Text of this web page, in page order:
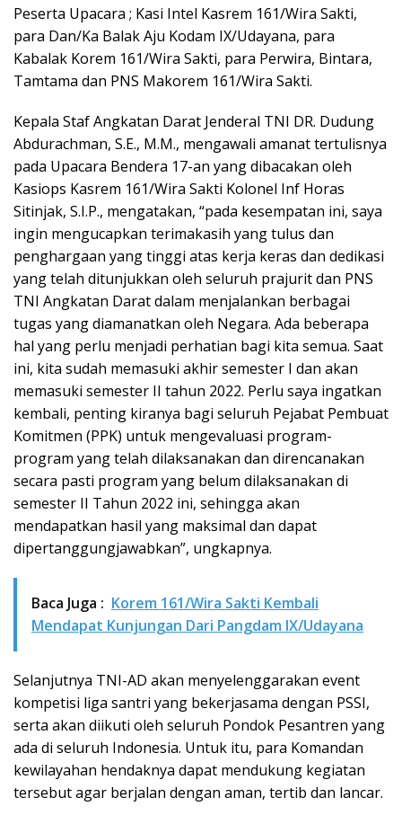
Peserta Upacara ; Kasi Intel Kasrem 161/Wira Sakti,
para Dan/Ka Balak Aju Kodam IX/Udayana, para
Kabalak Korem 161/Wira Sakti, para Perwira, Bintara,
Tamtama dan PNS Makorem 161/Wira Sakti.
Kepala Staf Angkatan Darat Jenderal TNI DR. Dudung
Abdurachman, S.E., M.M., mengawali amanat tertulisnya
pada Upacara Bendera 17-an yang dibacakan oleh
Kasiops Kasrem 161/Wira Sakti Kolonel Inf Horas
Sitinjak, S.I.P., mengatakan, “pada kesempatan ini, saya
ingin mengucapkan terimakasih yang tulus dan
penghargaan yang tinggi atas kerja keras dan dedikasi
yang telah ditunjukkan oleh seluruh prajurit dan PNS
TNI Angkatan Darat dalam menjalankan berbagai
tugas yang diamanatkan oleh Negara. Ada beberapa
hal yang perlu menjadi perhatian bagi kita semua. Saat
ini, kita sudah memasuki akhir semester I dan akan
memasuki semester II tahun 2022. Perlu saya ingatkan
kembali, penting kiranya bagi seluruh Pejabat Pembuat
Komitmen (PPK) untuk mengevaluasi program-
program yang telah dilaksanakan dan direncanakan
secara pasti program yang belum dilaksanakan di
semester II Tahun 2022 ini, sehingga akan
mendapatkan hasil yang maksimal dan dapat
dipertanggungjawabkan”, ungkapnya.
Baca Juga : Korem 161/Wira Sakti Kembali
Mendapat Kunjungan Dari Pangdam IX/Udayana
Selanjutnya TNI-AD akan menyelenggarakan event
kompetisi liga santri yang bekerjasama dengan PSSI,
serta akan diikuti oleh seluruh Pondok Pesantren yang
ada di seluruh Indonesia. Untuk itu, para Komandan
kewilayahan hendaknya dapat mendukung kegiatan
tersebut agar berjalan dengan aman, tertib dan lancar.